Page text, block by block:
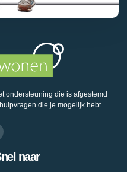
ondersteuning die is afgestemd
die je mogelijk hebt.
naar